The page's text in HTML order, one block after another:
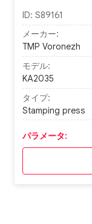
ID: S89161
メーカー:
TMP Voronezh
モデル:
KA2035
タイプ:
Stamping press
パラメータ: